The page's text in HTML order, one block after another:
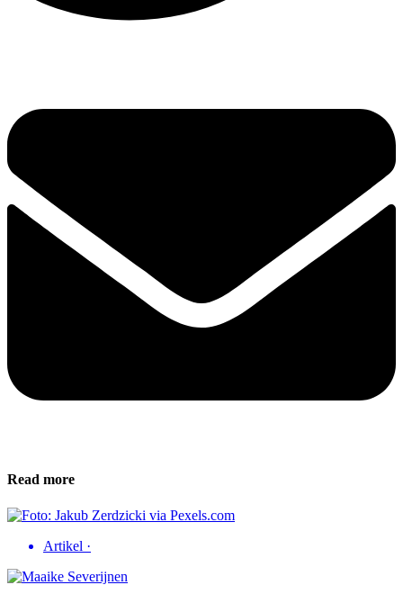
Read more
Artikel ·